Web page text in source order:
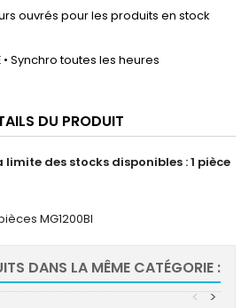
ouvrés pour les produits en stock
• Synchro toutes les heures
DU PRODUIT
des stocks disponibles : 1 pièce
MG1200BI
DANS LA MÊME CATÉGORIE :
>
<